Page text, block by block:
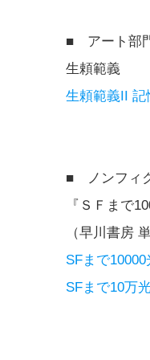
■ アート部
生頼範義
生頼範義II 記
■ ノンフィ
『ＳＦまで
（早川書房
SFまで10000
SFまで10万